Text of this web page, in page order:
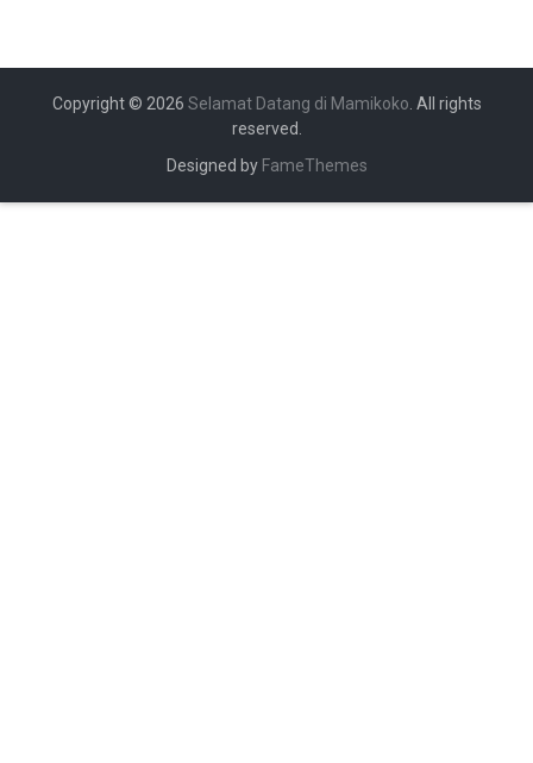
Copyright © 2026 Selamat Datang di Mamikoko. All rights
reserved.
Designed by FameThemes